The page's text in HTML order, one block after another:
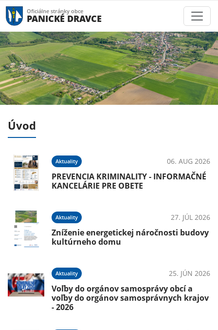
Oficiálne stránky obce
PANICKÉ DRAVCE
Úvod
Aktuality 06. AUG 2026
PREVENCIA KRIMINALITY - INFORMAČNÉ
KANCELÁRIE PRE OBETE
Aktuality 27. JÚL 2026
Zníženie energetickej náročnosti budovy
kultúrneho domu
Aktuality 25. JÚN 2026
Voľby do orgánov samosprávy obcí a
voľby do orgánov samosprávnych krajov
- 2026